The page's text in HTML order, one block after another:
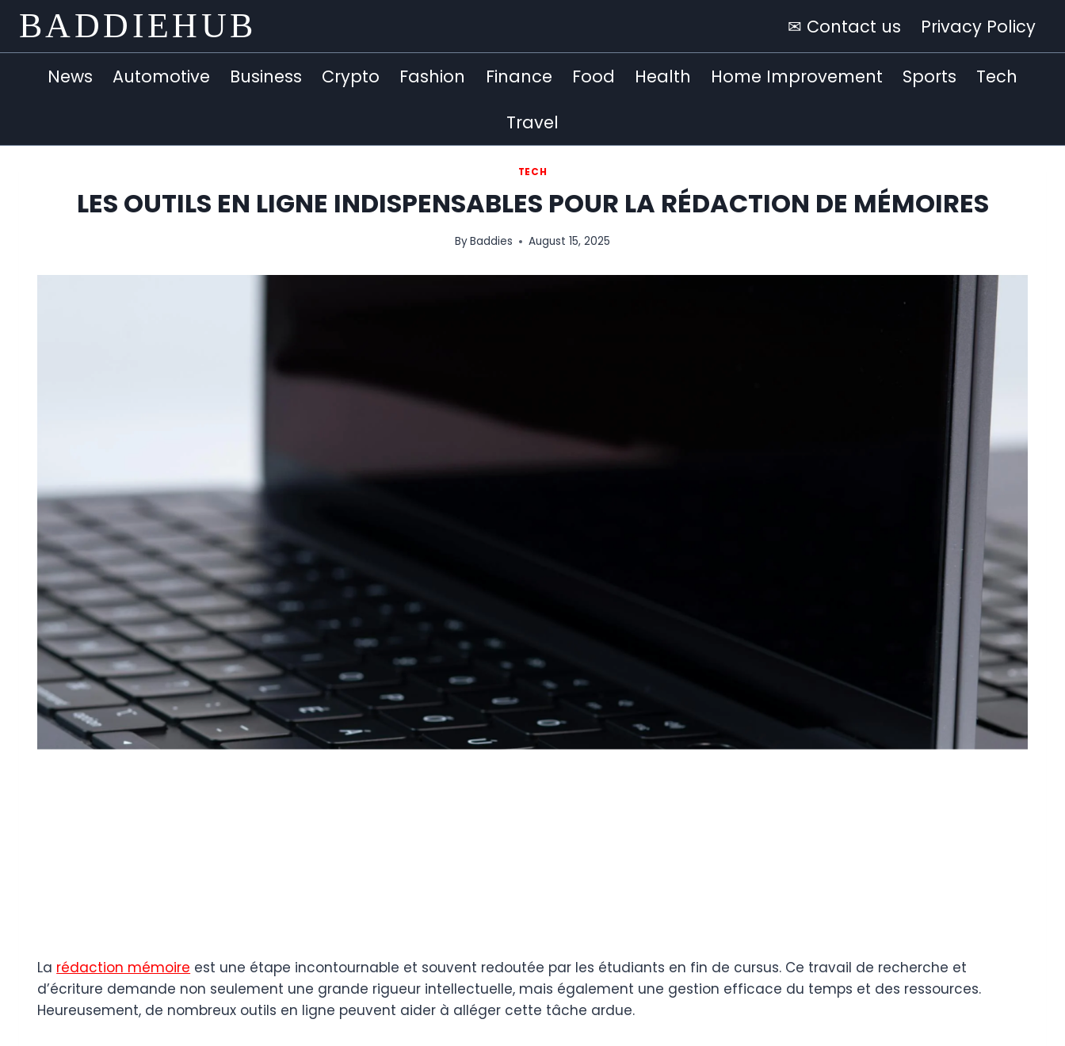
Skip
content
BADDIEHUB ✉ Contact us Privacy Policy
News Automotive Business Crypto Fashion Finance Food Health Home Improvement Sports Tech
Travel
TECH
LES OUTILS EN LIGNE INDISPENSABLES POUR LA RÉDACTION DE MÉMOIRES
ByBaddies August 15, 2025
La rédaction mémoire est une étape incontournable et souvent redoutée par les étudiants en fin de cursus. Ce travail de recherche et
d’écriture demande non seulement une grande rigueur intellectuelle, mais également une gestion efficace du temps et des ressources.
Heureusement, de nombreux outils en ligne peuvent aider à alléger cette tâche ardue.